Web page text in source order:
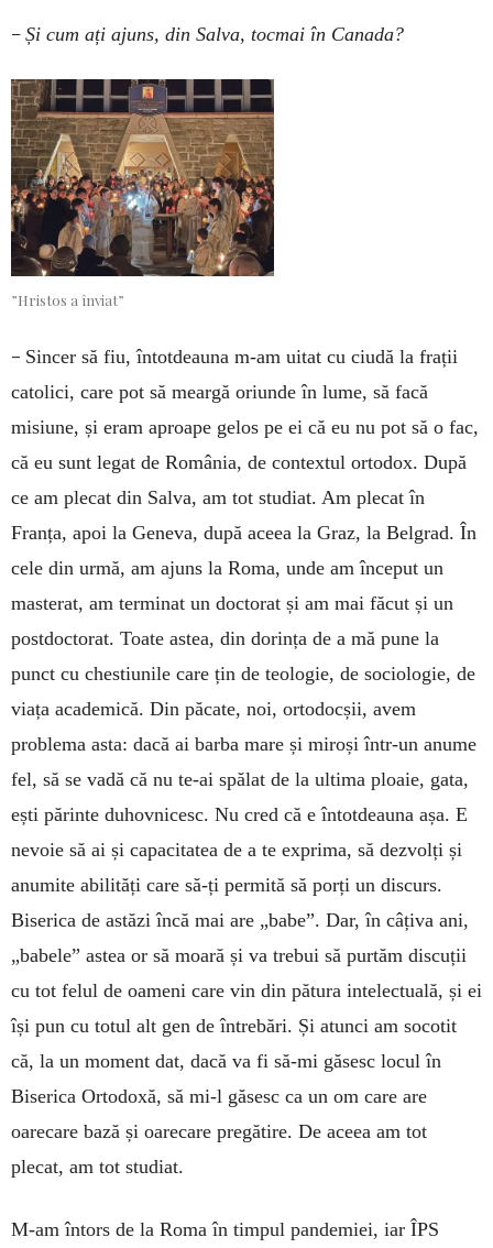
– Și cum ați ajuns, din Salva, tocmai în Canada?
”Hristos a înviat”
– Sincer să fiu, întotdeauna m-am uitat cu ciudă la frații
catolici, care pot să meargă oriunde în lume, să facă
misiune, și eram aproape gelos pe ei că eu nu pot să o fac,
că eu sunt legat de România, de contextul ortodox. După
ce am plecat din Salva, am tot studiat. Am plecat în
Franța, apoi la Geneva, după aceea la Graz, la Belgrad. În
cele din urmă, am ajuns la Roma, unde am început un
masterat, am terminat un doctorat și am mai făcut și un
postdoctorat. Toate astea, din dorința de a mă pune la
punct cu chestiunile care țin de teologie, de sociologie, de
viața academică. Din păcate, noi, ortodocșii, avem
problema asta: dacă ai barba mare și miroși într-un anume
fel, să se vadă că nu te-ai spălat de la ultima ploaie, gata,
ești părinte duhovnicesc. Nu cred că e întotdeauna așa. E
nevoie să ai și capacitatea de a te exprima, să dezvolți și
anumite abilități care să-ți permită să porți un discurs.
Biserica de astăzi încă mai are „babe”. Dar, în câțiva ani,
„babele” astea or să moară și va trebui să purtăm discuții
cu tot felul de oameni care vin din pătura intelectuală, și ei
își pun cu totul alt gen de întrebări. Și atunci am socotit
că, la un moment dat, dacă va fi să-mi găsesc locul în
Biserica Ortodoxă, să mi-l găsesc ca un om care are
oarecare bază și oarecare pregătire. De aceea am tot
plecat, am tot studiat.
M-am întors de la Roma în timpul pandemiei, iar ÎPS